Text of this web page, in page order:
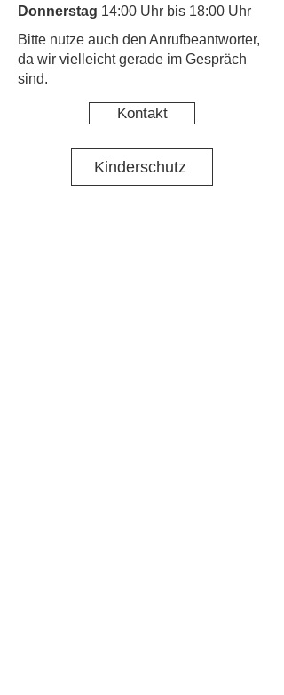
Donnerstag 14:00 Uhr bis 18:00 Uhr
​Bitte nutze auch den Anrufbeantworter,
da wir vielleicht gerade im Gespräch
sind.
Kontakt
Kinderschutz